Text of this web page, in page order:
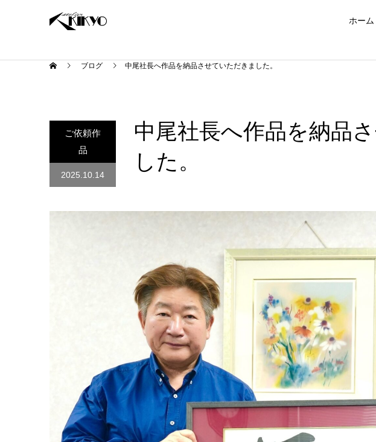
ホーム
ブログ 中尾社長へ作品を納品させていただきました。
ご依頼作
品
2025.10.14
中尾社長へ作品を納品
した。